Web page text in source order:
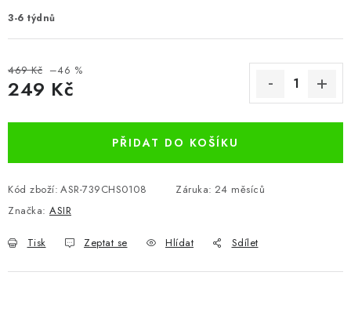
3-6 týdnů
469 Kč –46 %
249 Kč
PŘIDAT DO KOŠÍKU
Kód zboží: ASR-739CHS0108 Záruka: 24 měsíců
Značka: ASIR
Tisk Zeptat se Hlídat Sdílet